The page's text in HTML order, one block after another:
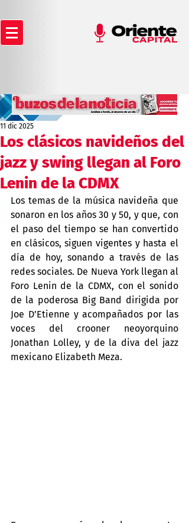
Los clásicos navideños del
jazz y swing llegan al Foro
Lenin de la CDMX
11 dic 2025
Los temas de la música navideña que
sonaron en los años 30 y 50, y que, con
el paso del tiempo se han convertido
en clásicos, siguen vigentes y hasta el
día de hoy, sonando a través de las
redes sociales. De Nueva York llegan al
Foro Lenin de la CDMX, con el sonido
de la poderosa Big Band dirigida por
Joe D’Etienne y acompañados por las
voces del crooner neoyorquino
Jonathan Lolley, y de la diva del jazz
mexicano Elizabeth Meza.